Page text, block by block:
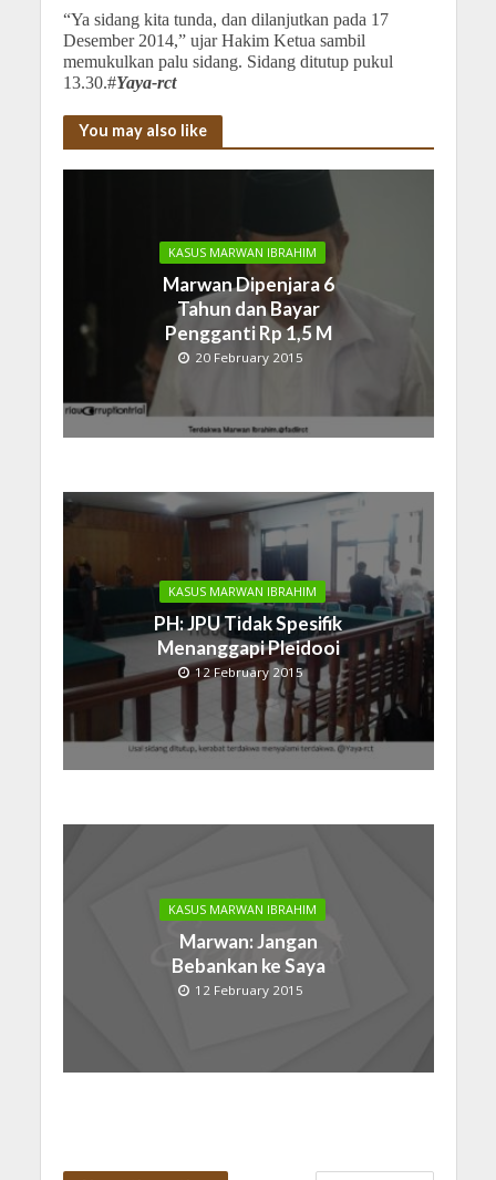
“Ya sidang kita tunda, dan dilanjutkan pada 17
Desember 2014,” ujar Hakim Ketua sambil
memukulkan palu sidang. Sidang ditutup pukul
13.30.#Yaya-rct
You may also like
KASUS MARWAN IBRAHIM
Marwan Dipenjara 6
Tahun dan Bayar
Pengganti Rp 1,5 M
20 February 2015
KASUS MARWAN IBRAHIM
PH: JPU Tidak Spesifik
Menanggapi Pleidooi
12 February 2015
KASUS MARWAN IBRAHIM
Marwan: Jangan
Bebankan ke Saya
12 February 2015